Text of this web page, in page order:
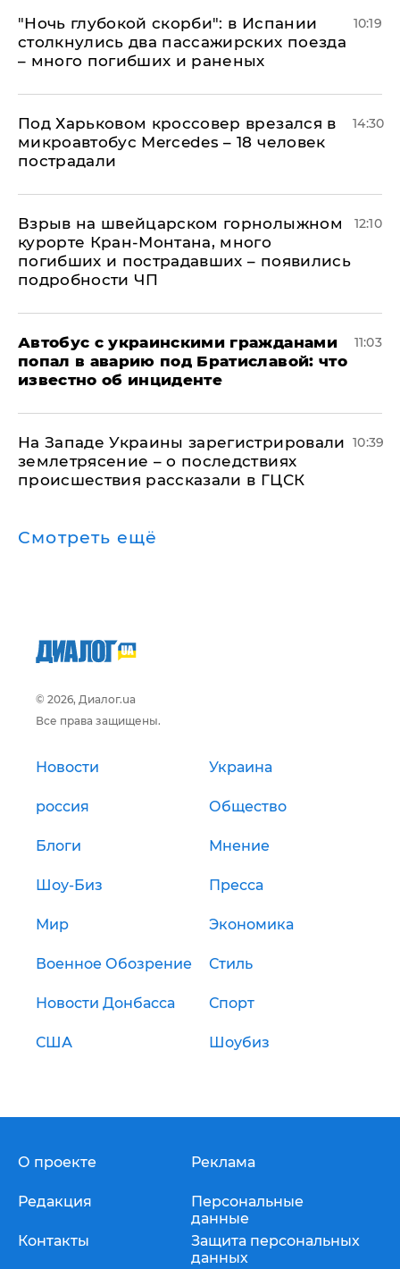
"Ночь глубокой скорби": в Испании
столкнулись два пассажирских поезда
– много погибших и раненых
10:19
Под Харьковом кроссовер врезался в
микроавтобус Mercedes – 18 человек
пострадали
14:30
Взрыв на швейцарском горнолыжном
курорте Кран-Монтана, много
погибших и пострадавших – появились
подробности ЧП
12:10
Автобус с украинскими гражданами
попал в аварию под Братиславой: что
известно об инциденте
11:03
На Западе Украины зарегистрировали
землетрясение – о последствиях
происшествия рассказали в ГЦСК
10:39
Смотреть ещё
© 2026, Диалог.ua
Все права защищены.
Новости Украина
россия Общество
Блоги Мнение
Шоу-Биз Пресса
Мир Экономика
Военное Обозрение Стиль
Новости Донбасса Спорт
США Шоубиз
О проекте
Редакция
Контакты
Реклама
Персональные
данные
Защита персональных
данных